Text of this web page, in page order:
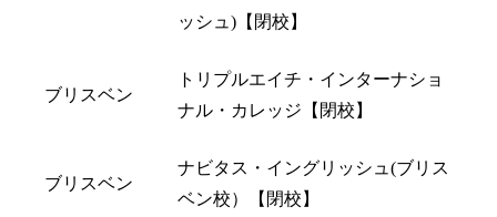
ッシュ)【閉校】
ブリスベン
トリプルエイチ・インターナショ
ナル・カレッジ【閉校】
ブリスベン
ナビタス・イングリッシュ(ブリス
ベン校）【閉校】